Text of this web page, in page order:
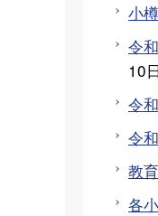
小
令
10日
令
令
教
各